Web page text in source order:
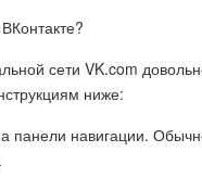
сети VK.com
ниже:
панели навигации.